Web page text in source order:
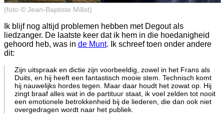
(foto © Jean-Baptiste Millot)
Ik blijf nog altijd problemen hebben met Degout als
liedzanger. De laatste keer dat ik hem in die hoedanigheid
gehoord heb, was in de Munt. Ik schreef toen onder andere
dit:
Zijn uitspraak en dictie zijn voorbeeldig, zowel in het Frans als
Duits, en hij heeft een fantastisch mooie stem. Technisch komt
hij nauwelijks hordes tegen. Maar daar houdt het zowat op. Hij
zingt braaf alles wat in de partituur staat, ik voel zelden tot nooit
een emotionele betrokkenheid bij de liederen, die dan ook niet
overgedragen wordt naar het publiek.